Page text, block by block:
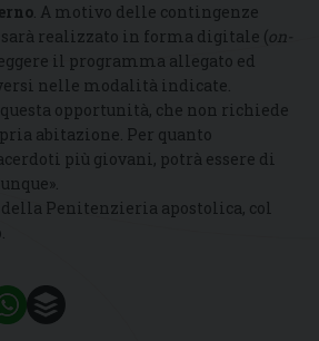
. A motivo delle contingenze
sarà realizzato in forma digitale (on-
il programma allegato ed
nelle modalità indicate.
opportunità, che non richiede
abitazione. Per quanto
più giovani, potrà essere di
Penitenzieria apostolica, col